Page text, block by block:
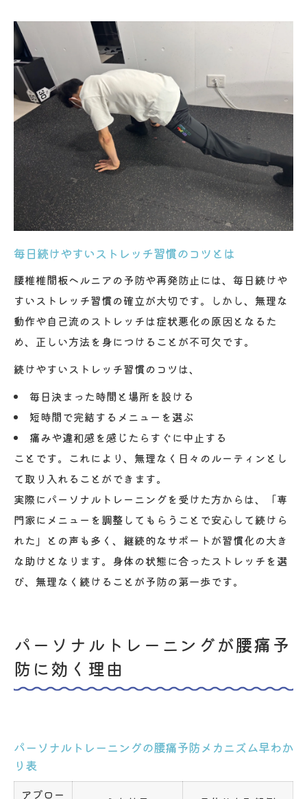
毎日続けやすいストレッチ習慣のコツとは
腰椎椎間板ヘルニアの予防や再発防止には、毎日続けや
すいストレッチ習慣の確立が大切です。しかし、無理な
動作や自己流のストレッチは症状悪化の原因となるた
め、正しい方法を身につけることが不可欠です。
続けやすいストレッチ習慣のコツは、
毎日決まった時間と場所を設ける
短時間で完結するメニューを選ぶ
痛みや違和感を感じたらすぐに中止する
ことです。これにより、無理なく日々のルーティンとし
て取り入れることができます。
実際にパーソナルトレーニングを受けた方からは、「専
門家にメニューを調整してもらうことで安心して続けら
れた」との声も多く、継続的なサポートが習慣化の大き
な助けとなります。身体の状態に合ったストレッチを選
び、無理なく続けることが予防の第一歩です。
パーソナルトレーニングが腰痛予
防に効く理由
パーソナルトレーニングの腰痛予防メカニズム早わか
り表
アプロー